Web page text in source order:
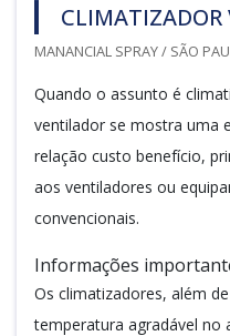
CLIMATIZADOR
MANANCIAL SPRAY / SÃO
Quando o assunto é
ventilador se mostra uma
relação custo benefício,
aos ventiladores ou
convencionais.
Informações
Os climatizadores, além
temperatura agradável no